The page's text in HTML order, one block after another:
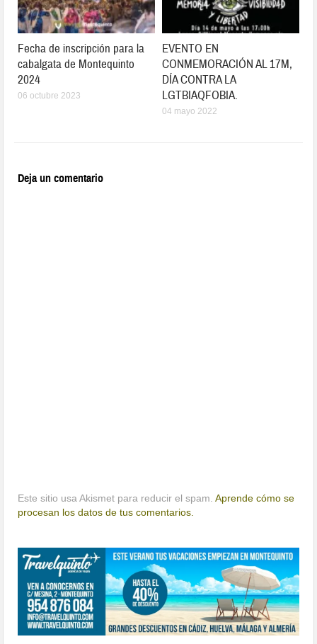
Fecha de inscripción para la
cabalgata de Montequinto
2024
06 octubre 2023
EVENTO EN
CONMEMORACIÓN AL 17M,
DÍA CONTRA LA
LGTBIAQFOBIA.
04 mayo 2022
Deja un comentario
Este sitio usa Akismet para reducir el spam.Aprende cómo se
procesan los datos de tus comentarios.